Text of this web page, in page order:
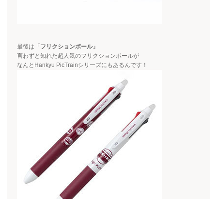
最後は 「フリクションボール」
言わずと知れた超人気のフリクションボールが
なんと Hankyu PicTrainシリーズにもあるんです！